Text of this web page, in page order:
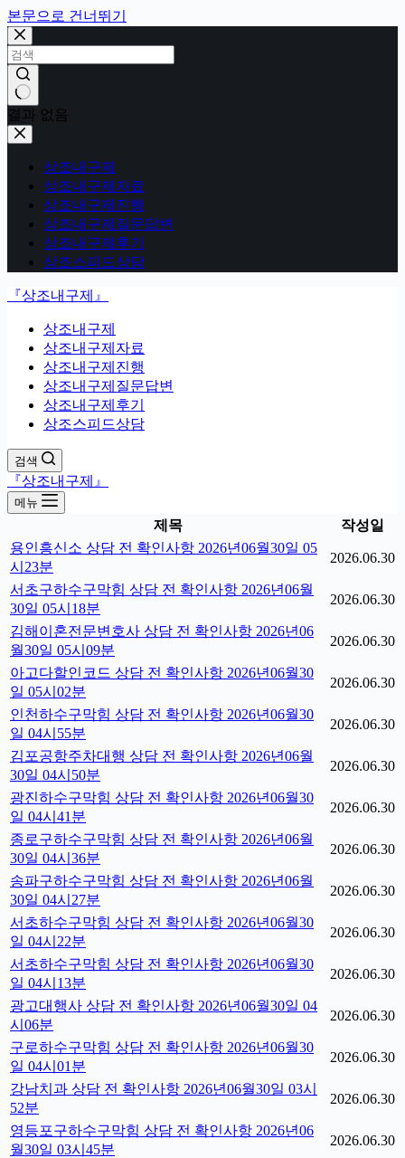
본문으로 건너뛰기
결과 없음
상조내구제
상조내구제자료
상조내구제진행
상조내구제질문답변
상조내구제후기
상조스피드상담
『상조내구제』
상조내구제
상조내구제자료
상조내구제진행
상조내구제질문답변
상조내구제후기
상조스피드상담
검색
『상조내구제』
메뉴
제목
작성일
용인흥신소 상담 전 확인사항 2026년06월30일 05
시23분
2026.06.30
서초구하수구막힘 상담 전 확인사항 2026년06월
30일 05시18분
2026.06.30
김해이혼전문변호사 상담 전 확인사항 2026년06
월30일 05시09분
2026.06.30
아고다할인코드 상담 전 확인사항 2026년06월30
일 05시02분
2026.06.30
인천하수구막힘 상담 전 확인사항 2026년06월30
일 04시55분
2026.06.30
김포공항주차대행 상담 전 확인사항 2026년06월
30일 04시50분
2026.06.30
광진하수구막힘 상담 전 확인사항 2026년06월30
일 04시41분
2026.06.30
종로구하수구막힘 상담 전 확인사항 2026년06월
30일 04시36분
2026.06.30
송파구하수구막힘 상담 전 확인사항 2026년06월
30일 04시27분
2026.06.30
서초하수구막힘 상담 전 확인사항 2026년06월30
일 04시22분
2026.06.30
서초하수구막힘 상담 전 확인사항 2026년06월30
일 04시13분
2026.06.30
광고대행사 상담 전 확인사항 2026년06월30일 04
시06분
2026.06.30
구로하수구막힘 상담 전 확인사항 2026년06월30
일 04시01분
2026.06.30
강남치과 상담 전 확인사항 2026년06월30일 03시
52분
2026.06.30
영등포구하수구막힘 상담 전 확인사항 2026년06
월30일 03시45분
2026.06.30